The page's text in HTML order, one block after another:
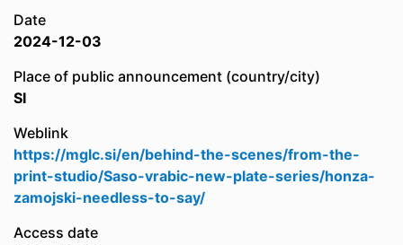
Date
2024-12-03
Place of public announcement (country/city)
SI
Weblink
https://mglc.si/en/behind-the-scenes/from-the-
print-studio/Saso-vrabic-new-plate-series/honza-
zamojski-needless-to-say/
Access date